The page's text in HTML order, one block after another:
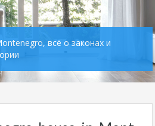
всё о законах и